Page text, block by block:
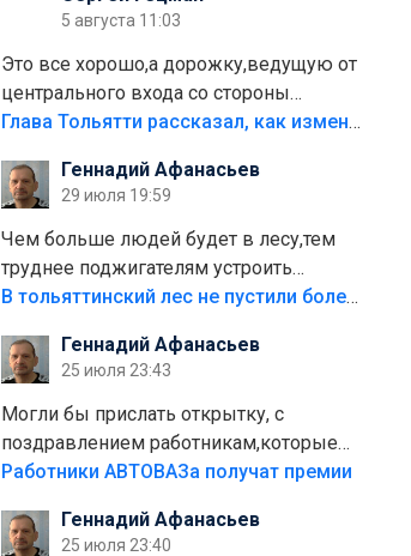
5 августа 11:03
Это все хорошо,а дорожку,ведущую от
центрального входа со стороны
кафе"Мираж" к аттракционам слабо
плитки не хватило,т.к.осенью и зимой
лежала в парке и испортилась.Да
еще,видимо,часть украли.
Глава Тольятти рассказал, как изменится парк Центрального района
Геннадий Афанасьев
29 июля 19:59
Чем больше людей будет в лесу,тем
труднее поджигателям устроить
пожар.Тех кто разводит костры,тех
полно стоит,почему водители всё
равно едут в лес? Штрафы мизерные.
В тольяттинский лес не пустили более тысячи автомобилей
Геннадий Афанасьев
25 июля 23:43
Могли бы прислать открытку, с
поздравлением работникам,которые
больше сорока лет отработали на
Работники АВТОВАЗа получат премии
Геннадий Афанасьев
25 июля 23:40